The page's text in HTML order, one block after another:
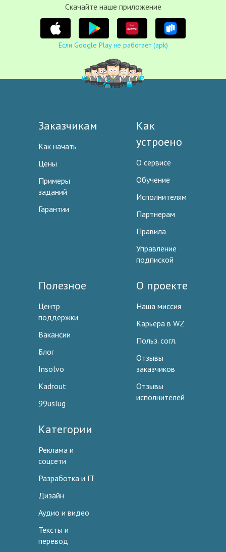
Cкачайте наше приложение
Если Google Play не работает (apk)
Заказчикам
Как начать
Цены
Примеры
заданий
Гарантии
Как
устроено
О сервисе
Обучение
Исполнителям
Партнерам
Правила
Управление
подпиской
Полезное
Центр
поддержки
Вакансии
Блог
Insolvo
Kadrout
99uslug
О проекте
Наша миссия
Карьера в WZ
Польз. согл.
Отзывы
заказчиков
Отзывы
исполнителей
Категории
Реклама и
соцсети
Разработка и IT
Дизайн
Аудио и видео
Тексты и
перевод